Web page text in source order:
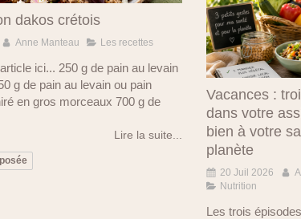
dakos crétois
Anne Manteau Les recettes
ici... 250 g de pain au levain
g de pain au levain ou pain
en gros morceaux 700 g de
Lire la suite...
Vacances :
dans votre
bien à votre
planète
20 Juil 2026
Nutrition
Les trois